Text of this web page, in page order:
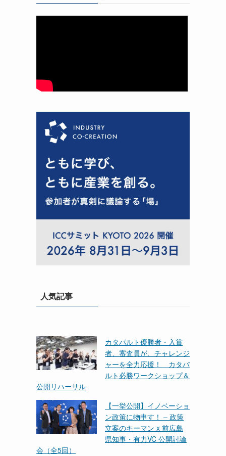
人気記事
カタパルト優勝者・入賞
者、審査員が、チャレンジ
ャーを全力応援！ カタパ
ルト必勝ワークショップ＆
公開リハーサル
【一挙公開】イノベーショ
ン政策に物申す！ – 政策
立案のキーマン x 前広島
県知事・有力VC 公開討論
会（全5回）